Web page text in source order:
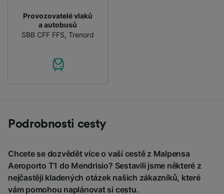
Provozovatelé vlaků
a autobusů
SBB CFF FFS,Trenord
Podrobnosti cesty
Chcete se dozvědět více o vaší cestě z Malpensa
Aeroporto T1 do Mendrisio? Sestavili jsme některé z
nejčastěji kladených otázek našich zákazníků, které
vám pomohou naplánovat si cestu.